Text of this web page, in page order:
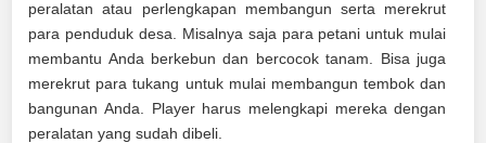
peralatan atau perlengkapan membangun serta merekrut
para penduduk desa. Misalnya saja para petani untuk mulai
membantu Anda berkebun dan bercocok tanam. Bisa juga
merekrut para tukang untuk mulai membangun tembok dan
bangunan Anda. Player harus melengkapi mereka dengan
peralatan yang sudah dibeli.